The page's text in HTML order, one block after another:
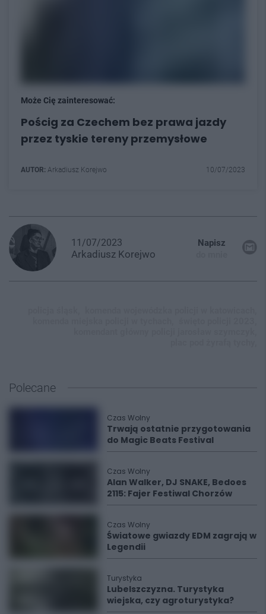
Może Cię zainteresować:
Pościg za Czechem bez prawa jazdy
przez tyskie tereny przemysłowe
AUTOR: Arkadiusz Korejwo 10/07/2023
11/07/2023
Arkadiusz Korejwo
Napisz
Polecane
Czas Wolny
Trwają ostatnie przygotowania
do Magic Beats Festival
Czas Wolny
Alan Walker, DJ SNAKE, Bedoes
2115: Fajer Festiwal Chorzów
Czas Wolny
Światowe gwiazdy EDM zagrają w
Legendii
Turystyka
Lubelszczyzna. Turystyka
wiejska, czy agroturystyka?